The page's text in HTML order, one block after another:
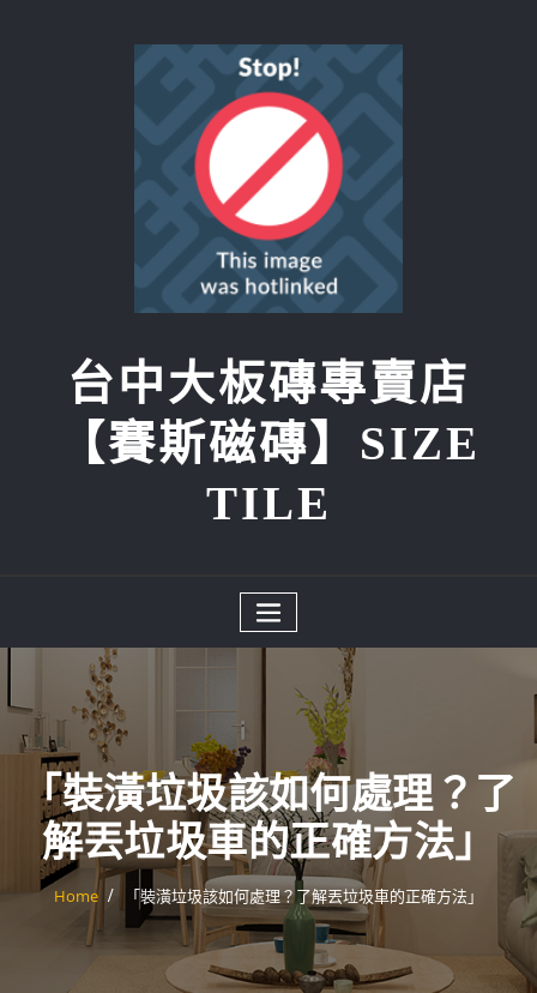
台中大板磚專賣店
【賽斯磁磚】SIZE
TILE
「裝潢垃圾該如何處理？了
解丟垃圾車的正確方法」
Home 「裝潢垃圾該如何處理？了解丟垃圾車的正確方法」